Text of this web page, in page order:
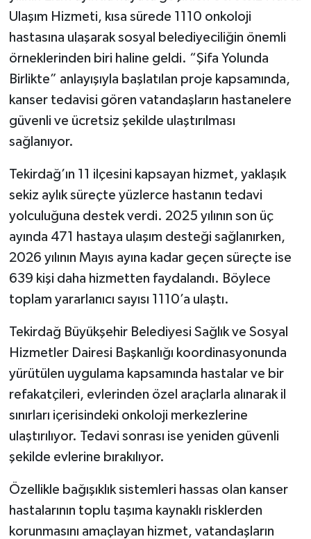
Ulaşım Hizmeti, kısa sürede 1110 onkoloji
hastasına ulaşarak sosyal belediyeciliğin önemli
örneklerinden biri haline geldi. “Şifa Yolunda
Birlikte” anlayışıyla başlatılan proje kapsamında,
kanser tedavisi gören vatandaşların hastanelere
güvenli ve ücretsiz şekilde ulaştırılması
sağlanıyor.
Tekirdağ’ın 11 ilçesini kapsayan hizmet, yaklaşık
sekiz aylık süreçte yüzlerce hastanın tedavi
yolculuğuna destek verdi. 2025 yılının son üç
ayında 471 hastaya ulaşım desteği sağlanırken,
2026 yılının Mayıs ayına kadar geçen süreçte ise
639 kişi daha hizmetten faydalandı. Böylece
toplam yararlanıcı sayısı 1110’a ulaştı.
Tekirdağ Büyükşehir Belediyesi Sağlık ve Sosyal
Hizmetler Dairesi Başkanlığı koordinasyonunda
yürütülen uygulama kapsamında hastalar ve bir
refakatçileri, evlerinden özel araçlarla alınarak il
sınırları içerisindeki onkoloji merkezlerine
ulaştırılıyor. Tedavi sonrası ise yeniden güvenli
şekilde evlerine bırakılıyor.
Özellikle bağışıklık sistemleri hassas olan kanser
hastalarının toplu taşıma kaynaklı risklerden
korunmasını amaçlayan hizmet, vatandaşların